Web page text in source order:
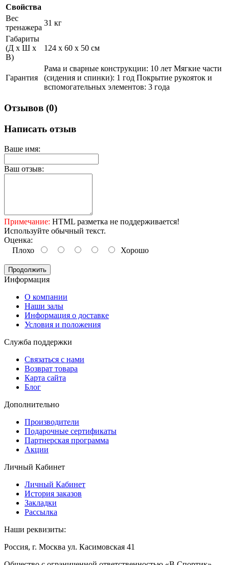
Свойства
Вес
тренажера
31 кг
Габариты
(Д х Ш х
В)
124 x 60 x 50 см
Гарантия
Рама и сварные конструкции: 10 лет Мягкие части
(сидения и спинки): 1 год Покрытие рукояток и
вспомогательных элементов: 3 года
Отзывов (0)
Написать отзыв
Ваше имя:
Ваш отзыв:
Примечание: HTML разметка не поддерживается!
Используйте обычный текст.
Оценка:
Плохо
Хорошо
Продолжить
Информация
O компании
Наши залы
Информация о доставке
Условия и положения
Служба поддержки
Связаться с нами
Возврат товара
Карта сайта
Блог
Дополнительно
Производители
Подарочные сертификаты
Партнерская программа
Акции
Личный Кабинет
Личный Кабинет
История заказов
Закладки
Рассылка
Наши реквизиты:
Россия, г. Москва ул. Касимовская 41